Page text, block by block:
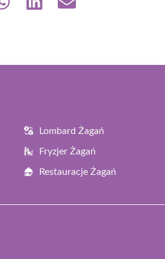
Share
Share
Share
Lombard Żagań
Fryzjer Żagań
Restauracje Żagań